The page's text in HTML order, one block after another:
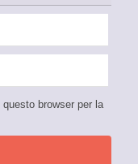
browser per la